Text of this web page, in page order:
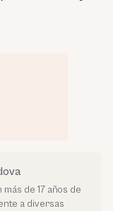
de 17 años de
a diversas